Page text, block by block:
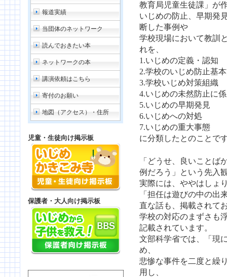
報道実績
当団体のネットワーク
読んでおきたい本
ネットワークの本
講演依頼はこちら
寄付のお願い
地図（アクセス）・住所
児童・生徒向け掲示板
保護者・大人向け掲示板
教育局児童生徒課」が
いじめの防止、早期発
断した事例や
学校現場において教訓
れを、
1.いじめの定義・認知
2.学校のいじめ防止基
3.学校いじめ対策組織
4.いじめの未然防止に
5.いじめの早期発見
6.いじめへの対処
7.いじめの重大事態
に分類したとのことで
「どうせ、良いことば
例だろう」という先入
実際には、ややはしょ
「担任は遊びの中の出
直な話も、掲載されて
学校の対応のまずさも
記載されています。
文部科学省では、「現
め、
悲惨な事件を二度と繰
用し、